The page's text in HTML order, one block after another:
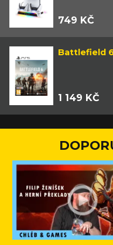
749 KČ
Battlefield
1 149 KČ